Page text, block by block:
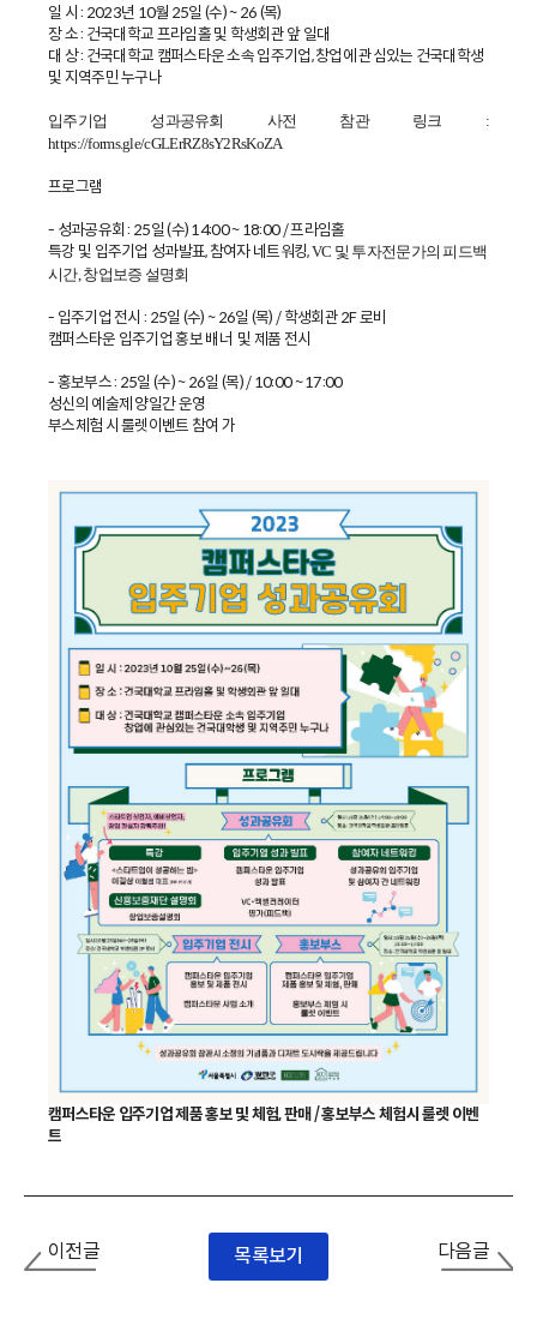
일 시 : 2023년 10월 25일 (수) ~ 26 (목)
장 소 : 건국대학교 프라임홀 및 학생회관 앞 일대
대 상 : 건국대학교 캠퍼스타운 소속 입주기업, 창업에 관심있는 건국대학생
및 지역주민 누구나
입주기업 성과공유회 사전 참관 링크 :
https://forms.gle/cGLErRZ8sY2RsKoZA
프로그램
- 성과공유회 : 25일 (수) 14:00 ~ 18:00 / 프라임홀
특강 및 입주기업 성과발표, 참여자 네트워킹,VC 및 투자전문가의 피드백
시간, 창업보증 설명회
- 입주기업 전시 : 25일 (수) ~ 26일 (목) / 학생회관 2F 로비
캠퍼스타운 입주기업 홍보 배너 및 제품 전시
- 홍보부스 : 25일 (수) ~ 26일 (목) / 10:00 ~ 17:00
성신의 예술제 양일간 운영
부스체험 시 룰렛이벤트 참여 가
캠퍼스타운 입주기업 제품 홍보 및 체험, 판매 / 홍보부스 체험시 룰렛 이벤
트
이전글 목록보기 다음글